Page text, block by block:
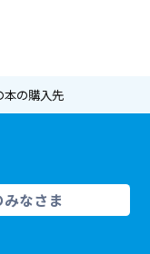
本の購入先
なさま